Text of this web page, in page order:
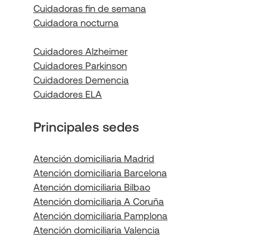
Cuidadoras fin de semana
Cuidadora nocturna
Cuidadores Alzheimer
Cuidadores Parkinson
Cuidadores Demencia
Cuidadores ELA
Principales sedes
Atención domiciliaria Madrid
Atención domiciliaria Barcelona
Atención domiciliaria Bilbao
Atención domiciliaria A Coruña
Atención domiciliaria Pamplona
Atención domiciliaria Valencia